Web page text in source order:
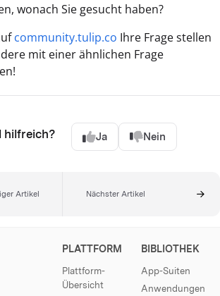
wonach Sie gesucht haben?
community.tulip.co Ihre Frage stellen
mit einer ähnlichen Frage
hilfreich? Ja Nein
Artikel Nächster Artikel
PLATTFORM
Plattform-
Übersicht
BIBLIOTHEK
App-Suiten
Anwendungen